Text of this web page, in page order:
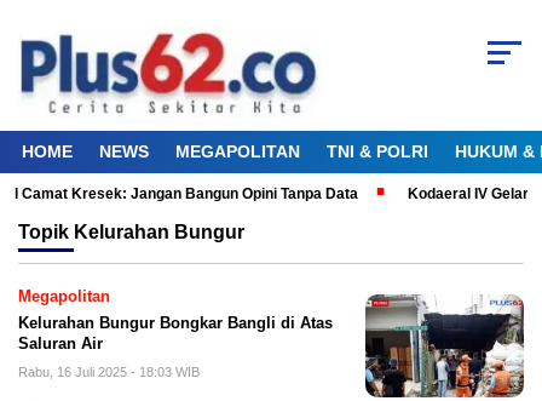
HOME NEWS MEGAPOLITAN TNI & POLRI HUKUM &
Camat Kresek: Jangan Bangun Opini Tanpa Data Kodaeral IV Gelar
Topik Kelurahan Bungur
Megapolitan
Kelurahan Bungur Bongkar Bangli di Atas
Saluran Air
Rabu, 16 Juli 2025 - 18:03 WIB